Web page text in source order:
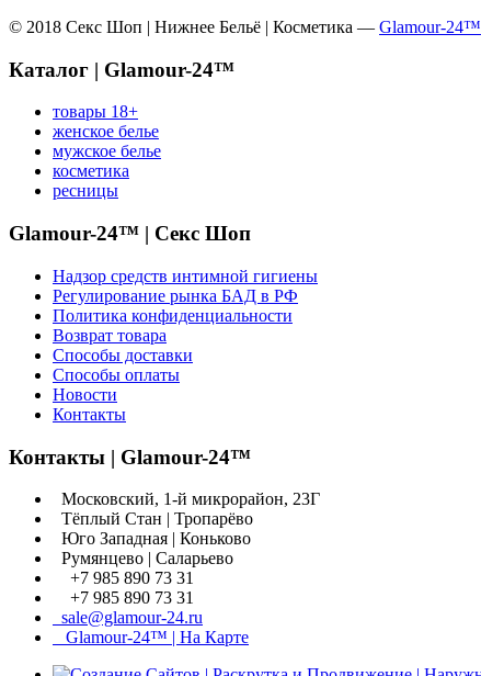
© 2018 Секс Шоп | Нижнее Бельё | Косметика — Glamour-24™
Каталог | Glamour-24™
товары 18+
женское белье
мужское белье
косметика
ресницы
Glamour-24™ | Секс Шоп
Надзор средств интимной гигиены
Регулирование рынка БАД в РФ
Политика конфиденциальности
Возврат товара
Способы доставки
Способы оплаты
Новости
Контакты
Контакты | Glamour-24™
Московский, 1-й микрорайон, 23Г
Тёплый Стан | Тропарёво
Юго Западная | Коньково
Румянцево | Саларьево
+7 985 890 73 31
+7 985 890 73 31
sale@glamour-24.ru
Glamour-24™ | На Карте